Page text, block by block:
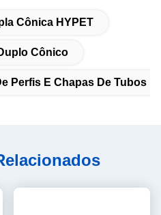
Cônica HYPET
Cônico
Perfis E Chapas De Tubos